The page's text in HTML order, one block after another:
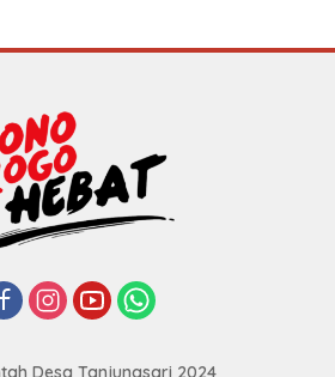
Desa Tanjungsari 2024